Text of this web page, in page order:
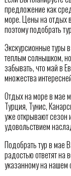
предложение как
море. Цены на отдых
поэтому подобрать
Экскурсионные туры
теплым солнышком,
забывать, что май в
множества
Отдых на море в мае
Турция, Тунис,
уже открывают сезон
удовольствием
Подобрать тур в мае
радостью ответят на
указанному на нашем